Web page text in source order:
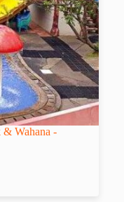
Wahana -